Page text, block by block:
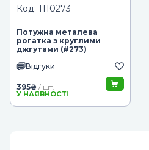
Код: 1110273
Потужна металева
рогатка з круглими
джгутами (#273)
Відгуки
395₴ / шт.
У НАЯВНОСТІ